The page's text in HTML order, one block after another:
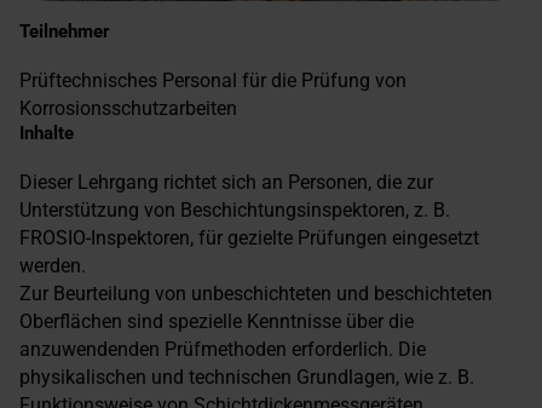
Teilnehmer
Prüftechnisches Personal für die Prüfung von
Korrosionsschutzarbeiten
Inhalte
Dieser Lehrgang richtet sich an Personen, die zur
Unterstützung von Beschichtungsinspektoren, z. B.
FROSIO-Inspektoren, für gezielte Prüfungen eingesetzt
werden.
Zur Beurteilung von unbeschichteten und beschichteten
Oberflächen sind spezielle Kenntnisse über die
anzuwendenden Prüfmethoden erforderlich. Die
physikalischen und technischen Grundlagen, wie z. B.